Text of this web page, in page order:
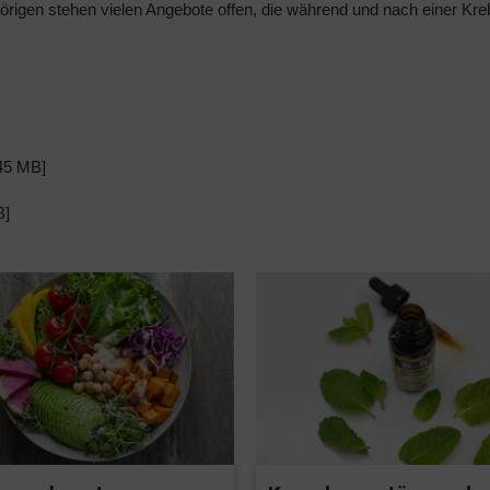
stehen vielen Angebote offen, die während und nach einer
MB]